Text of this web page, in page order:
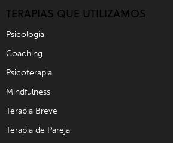
TERAPIAS QUE UTILIZAMOS
Psicología
Coaching
Psicoterapia
Mindfulness
Terapia Breve
Terapia de Pareja